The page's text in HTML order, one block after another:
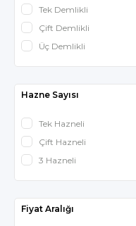
Tek Demlikli
Çift Demlikli
Üç Demlikli
Hazne Sayısı
Tek Hazneli
Çift Hazneli
3 Hazneli
Fiyat Aralığı